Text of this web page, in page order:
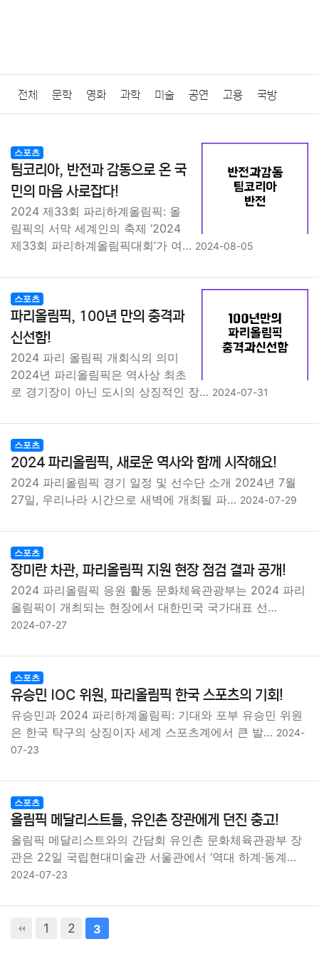
전체 문학 영화 과학 미술 공연 고용 국방
질병 가요 방송 일상 주식 암호화폐 블록체인
결혼 육아 반려동물 패션 미용
요리 상품리뷰 원예 금융 게임 스포츠
대출 IT 컴퓨터 기술
종교 경제 마케팅
부동산 외국어 교육 교통 생활
스포츠
팀코리아, 반전과 감동으로 온 국
민의 마음 사로잡다!
2024 제33회 파리하계올림픽: 올
림픽의 서막 세계인의 축제 ‘2024
제33회 파리하계올림픽대회’가 여… 2024-08-05
스포츠
파리올림픽, 100년 만의 충격과
신선함!
2024 파리 올림픽 개회식의 의미
2024년 파리올림픽은 역사상 최초
로 경기장이 아닌 도시의 상징적인 장… 2024-07-31
스포츠
2024 파리올림픽, 새로운 역사와 함께 시작해요!
2024 파리올림픽 경기 일정 및 선수단 소개 2024년 7월
27일, 우리나라 시간으로 새벽에 개최될 파… 2024-07-29
스포츠
장미란 차관, 파리올림픽 지원 현장 점검 결과 공개!
2024 파리올림픽 응원 활동 문화체육관광부는 2024 파리
올림픽이 개최되는 현장에서 대한민국 국가대표 선…
2024-07-27
스포츠
유승민 IOC 위원, 파리올림픽 한국 스포츠의 기회!
유승민과 2024 파리하계올림픽: 기대와 포부 유승민 위원
은 한국 탁구의 상징이자 세계 스포츠계에서 큰 발… 2024-
07-23
스포츠
올림픽 메달리스트들, 유인촌 장관에게 던진 충고!
올림픽 메달리스트와의 간담회 유인촌 문화체육관광부 장
관은 22일 국립현대미술관 서울관에서 ‘역대 하계·동계…
2024-07-23
1 2 3